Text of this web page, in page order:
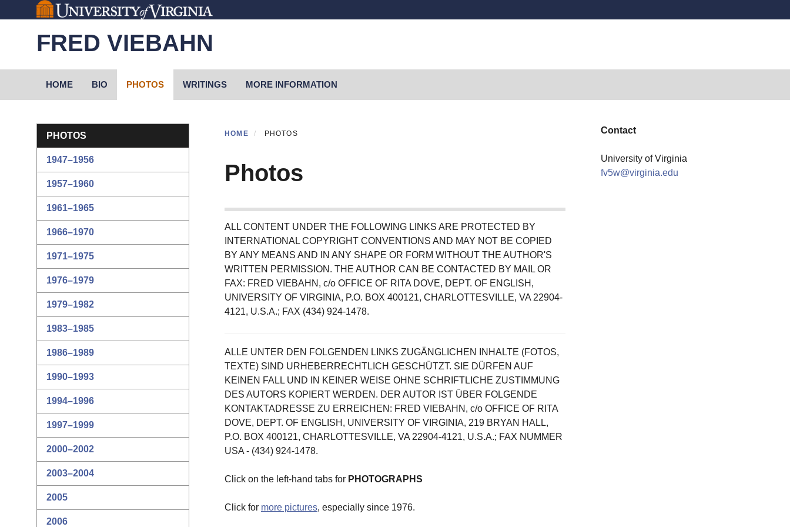
to
FRED VIEBAHN
HOME
BIO PHOTOS WRITINGS MORE INFORMATION
HOME PHOTOS
Photos
ALL CONTENT UNDER THE FOLLOWING LINKS ARE PROTECTED BY
INTERNATIONAL COPYRIGHT CONVENTIONS AND MAY NOT BE COPIED
BY ANY MEANS AND IN ANY SHAPE OR FORM WITHOUT THE AUTHOR'S
WRITTEN PERMISSION. THE AUTHOR CAN BE CONTACTED BY MAIL OR
FAX: FRED VIEBAHN, c/o OFFICE OF RITA DOVE, DEPT. OF ENGLISH,
UNIVERSITY OF VIRGINIA, P.O. BOX 400121, CHARLOTTESVILLE, VA 22904-
4121, U.S.A.; FAX (434) 924-1478.
ALLE UNTER DEN FOLGENDEN LINKS ZUGÄNGLICHEN INHALTE (FOTOS,
TEXTE) SIND URHEBERRECHTLICH GESCHÜTZT. SIE DÜRFEN AUF
KEINEN FALL UND IN KEINER WEISE OHNE SCHRIFTLICHE ZUSTIMMUNG
DES AUTORS KOPIERT WERDEN. DER AUTOR IST ÜBER FOLGENDE
KONTAKTADRESSE ZU ERREICHEN: FRED VIEBAHN, c/o OFFICE OF RITA
DOVE, DEPT. OF ENGLISH, UNIVERSITY OF VIRGINIA, 219 BRYAN HALL,
P.O. BOX 400121, CHARLOTTESVILLE, VA 22904-4121, U.S.A.; FAX NUMMER
USA - (434) 924-1478.
Click on the left-hand tabs for PHOTOGRAPHS
Click for more pictures, especially since 1976.
Section menu
PHOTOS
1947–1956
1957–1960
1961–1965
1966–1970
1971–1975
1976–1979
1979–1982
1983–1985
1986–1989
1990–1993
1994–1996
1997–1999
2000–2002
2003–2004
2005
2006
Contact
University of Virginia
fv5w@virginia.edu